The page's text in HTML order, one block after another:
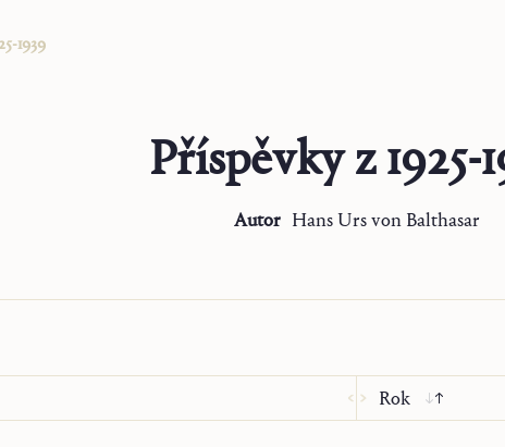
1939
Příspěvky z 1925-
Autor Hans Urs von Balthasar
Rok